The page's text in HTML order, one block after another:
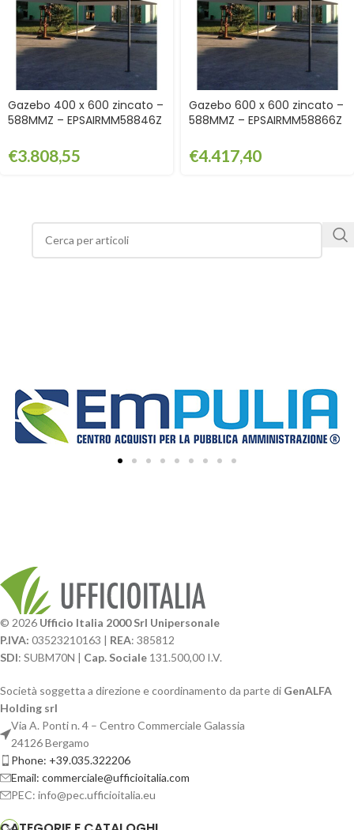
Gazebo 400 x 600 zincato –
588MMZ – EPSAIRMM58846Z
€3.808,55
Gazebo 600 x 600 zincato –
588MMZ – EPSAIRMM58866Z
€4.417,40
© 2026 Ufficio Italia 2000 Srl Unipersonale
P.IVA: 03523210163 | REA: 385812
SDI: SUBM70N | Cap. Sociale 131.500,00 I.V.
Società soggetta a direzione e coordinamento da parte di GenALFA
Holding srl
Via A. Ponti n. 4 – Centro Commerciale Galassia
24126 Bergamo
Phone: +39.035.322206
Email: commerciale@ufficioitalia.com
PEC: info@pec.ufficioitalia.eu